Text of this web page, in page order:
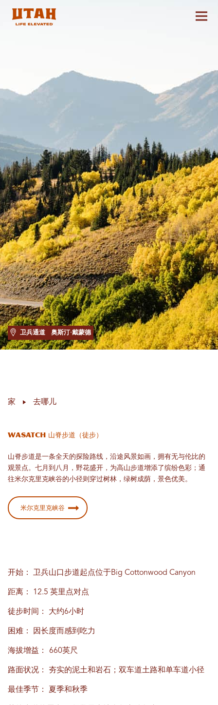
切换
卫兵通道 奥斯汀·戴蒙德
家 去哪儿
Wasatch 山脊步道（徒步）
山脊步道是一条全天的探险路线，沿途风景如画，拥有无与伦比的
观景点。七月到八月，野花盛开，为高山步道增添了缤纷色彩；通
往米尔克里克峡谷的小径则穿过树林，绿树成荫，景色优美。
米尔克里克峡谷
开始： 卫兵山口步道起点位于Big Cottonwood Canyon
距离： 12.5 英里点对点
徒步时间： 大约6小时
困难： 因长度而感到吃力
海拔增益： 660英尺
路面状况： 夯实的泥土和岩石；双车道土路和单车道小径
最佳季节： 夏季和秋季